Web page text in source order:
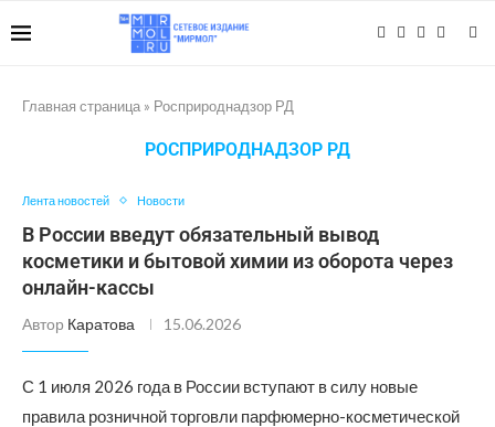
Главная страница » Росприроднадзор РД
РОСПРИРОДНАДЗОР РД
Лента новостей Новости
В России введут обязательный вывод
косметики и бытовой химии из оборота через
онлайн-кассы
Автор Каратова 15.06.2026
С 1 июля 2026 года в России вступают в силу новые
правила розничной торговли парфюмерно-косметической